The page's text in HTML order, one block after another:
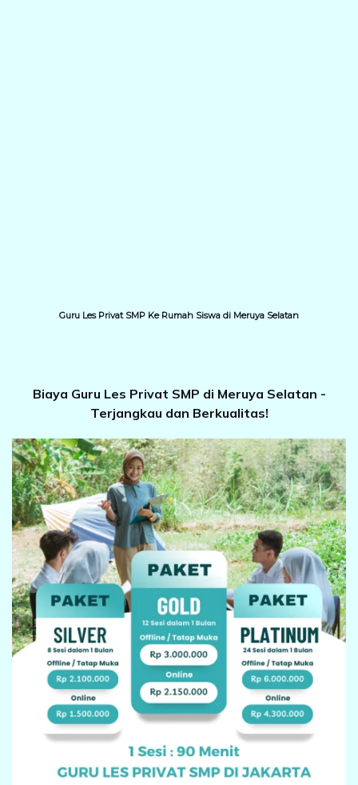
Guru Les Privat SMP Ke Rumah Siswa di Meruya Selatan
Biaya Guru Les Privat SMP di Meruya Selatan -
Terjangkau dan Berkualitas!